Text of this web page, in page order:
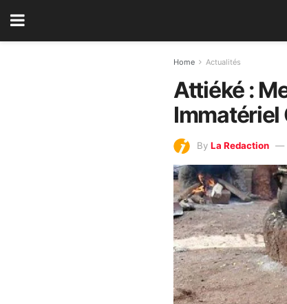
Home Actualités
Attiéké :
By La Redaction